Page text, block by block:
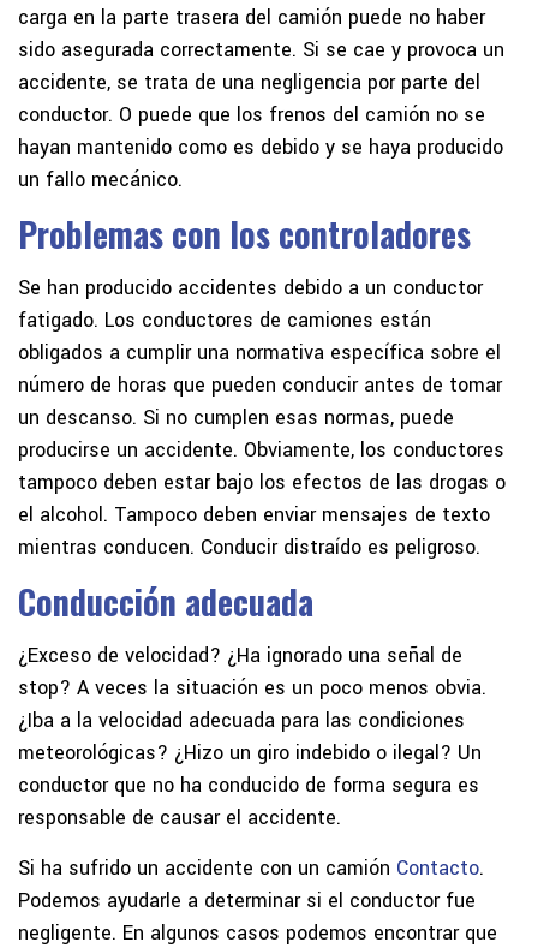
carga en la parte trasera del camión puede no haber
sido asegurada correctamente. Si se cae y provoca un
accidente, se trata de una negligencia por parte del
conductor. O puede que los frenos del camión no se
hayan mantenido como es debido y se haya producido
un fallo mecánico.
Problemas con los controladores
Se han producido accidentes debido a un conductor
fatigado. Los conductores de camiones están
obligados a cumplir una normativa específica sobre el
número de horas que pueden conducir antes de tomar
un descanso. Si no cumplen esas normas, puede
producirse un accidente. Obviamente, los conductores
tampoco deben estar bajo los efectos de las drogas o
el alcohol. Tampoco deben enviar mensajes de texto
mientras conducen. Conducir distraído es peligroso.
Conducción adecuada
¿Exceso de velocidad? ¿Ha ignorado una señal de
stop? A veces la situación es un poco menos obvia.
¿Iba a la velocidad adecuada para las condiciones
meteorológicas? ¿Hizo un giro indebido o ilegal? Un
conductor que no ha conducido de forma segura es
responsable de causar el accidente.
Si ha sufrido un accidente con un camión Contacto.
Podemos ayudarle a determinar si el conductor fue
negligente. En algunos casos podemos encontrar que